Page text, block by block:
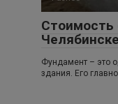
Стоимость
Челябинске
Фундамент – это
здания. Его